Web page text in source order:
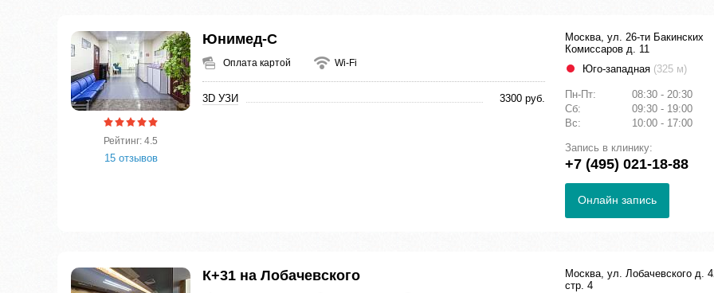
Рейтинг: 4.5
15 отзывов
Юнимед-С
Оплата картой Wi-Fi
3D УЗИ 3300 руб.
Москва, ул. 26-ти Бакинских
Комиссаров д. 11
Юго-западная (325 м)
Пн-Пт:
08:30 - 20:30
Сб:
09:30 - 19:00
Вс:
10:00 - 17:00
Запись в клинику:
+7 (495) 021-18-88
Онлайн запись
К+31 на Лобачевского
Москва, ул. Лобачевского д.
стр. 4